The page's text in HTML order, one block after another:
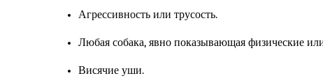
Агрессивность или трусость.
Любая собака, явно показывающая физические
Висячие уши.